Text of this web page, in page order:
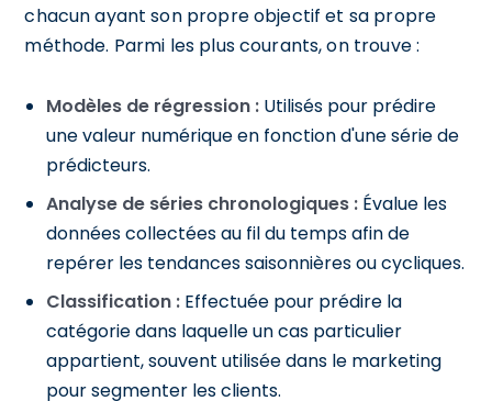
chacun ayant son propre objectif et sa propre
méthode. Parmi les plus courants, on trouve :
Modèles de régression : Utilisés pour prédire
une valeur numérique en fonction d'une série de
prédicteurs.
Analyse de séries chronologiques : Évalue les
données collectées au fil du temps afin de
repérer les tendances saisonnières ou cycliques.
Classification : Effectuée pour prédire la
catégorie dans laquelle un cas particulier
appartient, souvent utilisée dans le marketing
pour segmenter les clients.